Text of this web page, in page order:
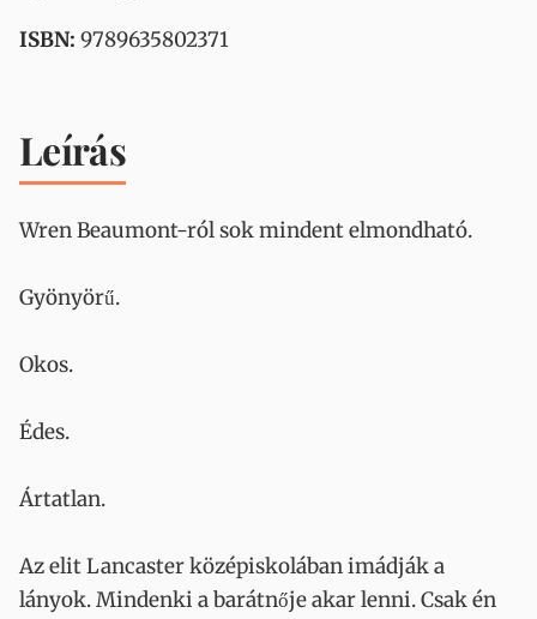
ISBN: 9789635802371
Leírás
Wren Beaumont-ról sok mindent elmondható.
Gyönyörű.
Okos.
Édes.
Ártatlan.
Az elit Lancaster középiskolában imádják a
lányok. Mindenki a barátnője akar lenni. Csak én